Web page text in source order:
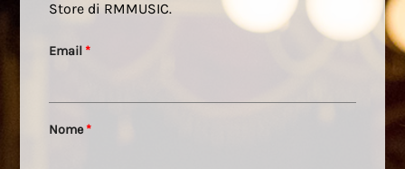
Store di RMMUSIC.
Email*
Nome*